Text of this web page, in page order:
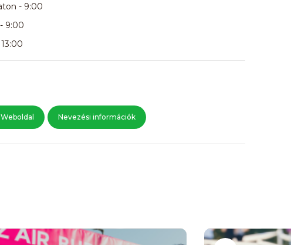
- 9:00
9:00
Weboldal Nevezési információk